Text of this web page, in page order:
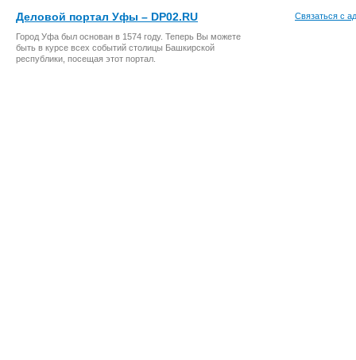
Деловой портал Уфы – DP02.RU
Город Уфа был основан в 1574 году. Теперь Вы можете
быть в курсе всех событий столицы Башкирской
республики, посещая этот портал.
Связаться с